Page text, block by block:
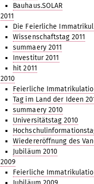
Bauhaus.SOLAR
2011
Die Feierliche
Wissenschaftstag 2011
summaery 2011
Investitur 2011
hit 2011
2010
Feierliche
Tag im Land der Ideen
summaery 2010
Universitätstag 2010
Wiedereröffnung des
Jubiläum 2010
2009
Feierliche